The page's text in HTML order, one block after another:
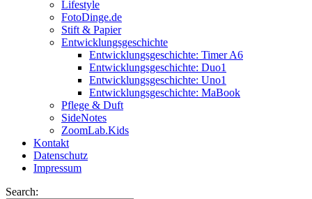
Lifestyle
FotoDinge.de
Stift & Papier
Entwicklungsgeschichte
Entwicklungsgeschichte: Timer A6
Entwicklungsgeschichte: Duo1
Entwicklungsgeschichte: Uno1
Entwicklungsgeschichte: MaBook
Pflege & Duft
SideNotes
ZoomLab.Kids
Kontakt
Datenschutz
Impressum
Search: